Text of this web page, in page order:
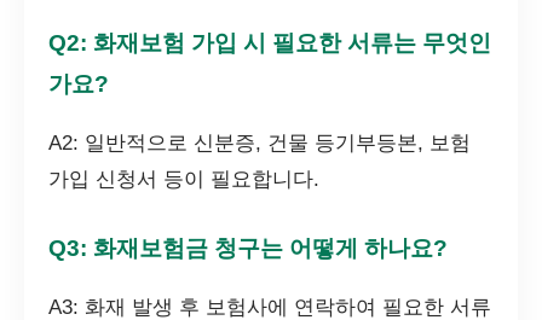
Q2: 화재보험 가입 시 필요한 서류는 무엇인
가요?
A2: 일반적으로 신분증, 건물 등기부등본, 보험
가입 신청서 등이 필요합니다.
Q3: 화재보험금 청구는 어떻게 하나요?
A3: 화재 발생 후 보험사에 연락하여 필요한 서류